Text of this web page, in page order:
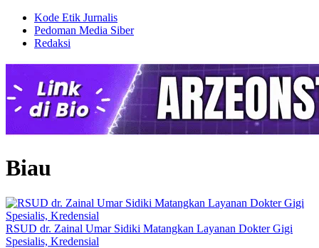
Kode Etik Jurnalis
Pedoman Media Siber
Redaksi
Biau
RSUD dr. Zainal Umar Sidiki Matangkan Layanan Dokter Gigi
Spesialis, Kredensial